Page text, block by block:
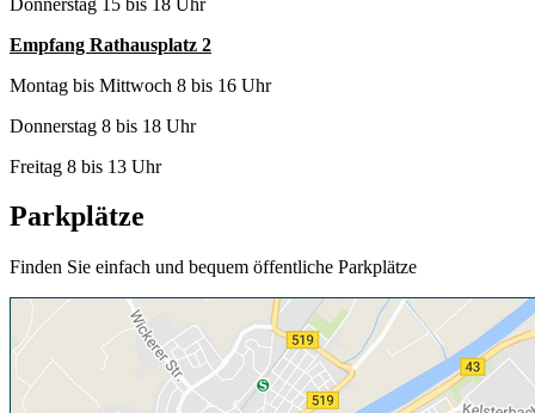
Empfang Rathausplatz 2
Montag bis Mittwoch 8 bis 16 Uhr
Donnerstag 8 bis 18 Uhr
Freitag 8 bis 13 Uhr
Parkplätze
Finden Sie einfach und bequem öffentliche Parkplätze